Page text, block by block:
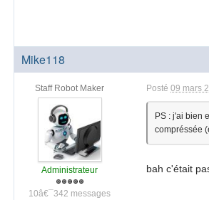
Mike118
Staff Robot Maker
Administrateur
10â€¯342 messages
Posté 09 mars
PS : j'ai bien
compréssée
bah c'était